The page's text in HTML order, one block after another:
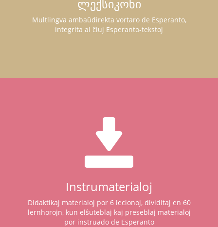
ლექსიკონი
Multlingva ambaŭdirekta vortaro de Esperanto,
integrita al ĉiuj Esperanto-tekstoj
Instrumaterialoj
Didaktikaj materialoj por 6 lecionoj, dividitaj en 60
lernhorojn, kun elŝuteblaj kaj preseblaj materialoj
por instruado de Esperanto